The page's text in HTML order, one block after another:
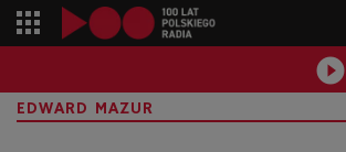

EDWARD MAZUR